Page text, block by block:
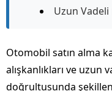
Uzun Vadeli
Otomobil satın alma
alışkanlıkları ve
doğrultusunda